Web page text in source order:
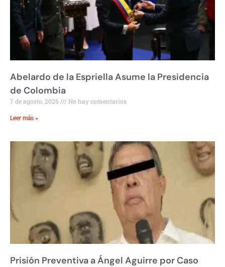
Abelardo de la Espriella Asume la Presidencia
de Colombia
7 de agosto, 2026 No hay comentarios
Leer más »
Prisión Preventiva a Ángel Aguirre por Caso